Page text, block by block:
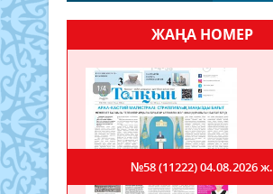
ЖАҢА НОМЕР
№58 (11222)04.08.2026 ж.